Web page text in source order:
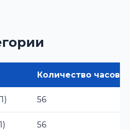
Количество часов
56
56